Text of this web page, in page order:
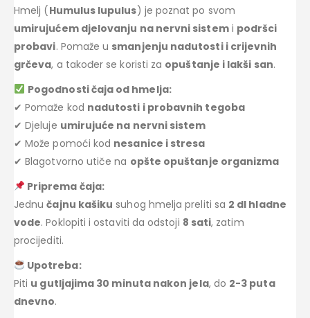
Hmelj (Humulus lupulus) je poznat po svom
umirujućem djelovanju na nervni sistemi podršci
probavi. Pomaže u smanjenju nadutosti i crijevnih
grčeva, a također se koristi za opuštanje i lakši san.
Pogodnosti čaja od hmelja:
✔ Pomaže kod nadutosti i probavnih tegoba
✔ Djeluje umirujuće na nervni sistem
✔ Može pomoći kod nesanice i stresa
✔ Blagotvorno utiče na opšte opuštanje organizma
Priprema čaja:
Jednučajnu kašiku suhog hmelja preliti sa 2 dl hladne
vode. Poklopiti i ostaviti da odstoji 8 sati, zatim
procijediti.
Upotreba:
Piti u gutljajima 30 minuta nakon jela, do 2-3 puta
dnevno.